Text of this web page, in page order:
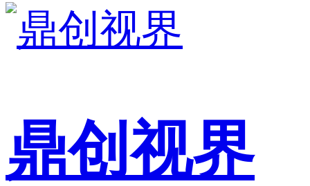
鼎创视界